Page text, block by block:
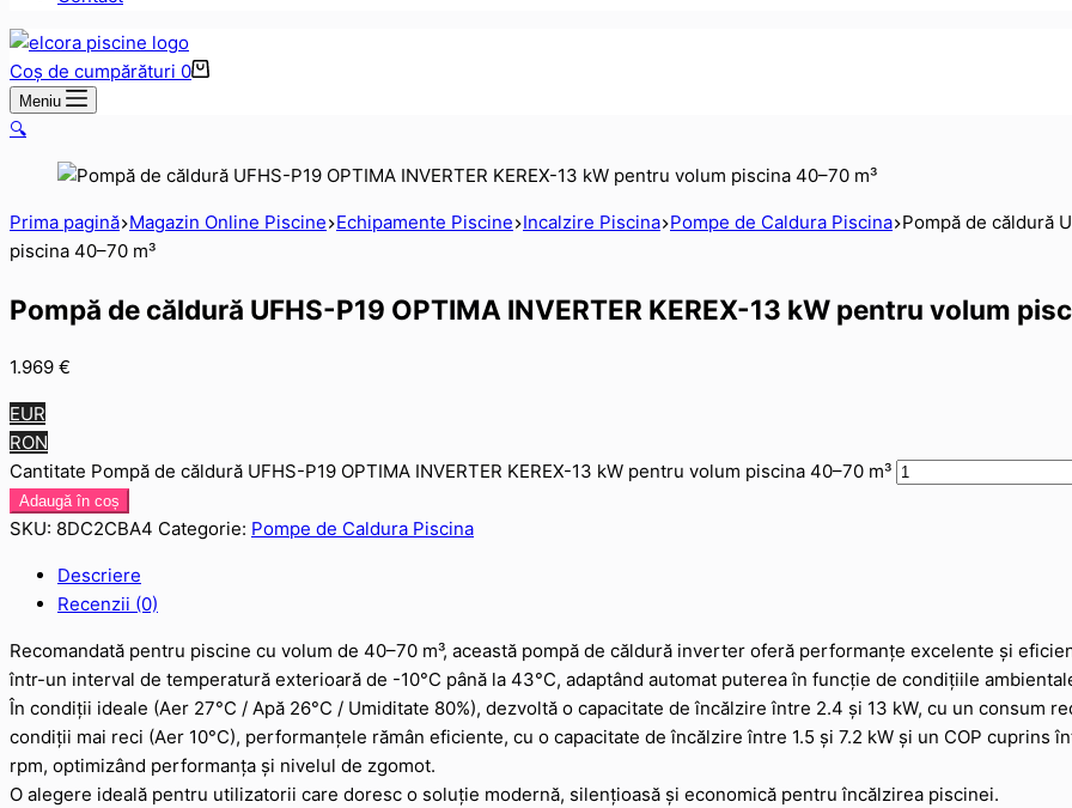
Coș de cumpărături 0
Meniu
🔍
Prima pagină Magazin Online Piscine Echipamente Piscine Incalzire Piscina Pompe de Caldura Piscina Pompă de căldură
piscina 40–70 m³
Pompă de căldură UFHS-P19 OPTIMA INVERTER KEREX-13 kW pentru volum
1.969 €
EUR
RON
Cantitate Pompă de căldură UFHS-P19 OPTIMA INVERTER KEREX-13 kW pentru volum piscina 40–70 m³
Adaugă în coș
SKU: 8DC2CBA4 Categorie: Pompe de Caldura Piscina
Descriere
Recenzii (0)
Recomandată pentru piscine cu volum de 40–70 m³, această pompă de căldură inverter oferă performanțe excelente și
într-un interval de temperatură exterioară de -10°C până la 43°C, adaptând automat puterea în funcție de condițiile
În condiții ideale (Aer 27°C / Apă 26°C / Umiditate 80%), dezvoltă o capacitate de încălzire între 2.4 și 13 kW, cu un consum
condiții mai reci (Aer 10°C), performanțele rămân eficiente, cu o capacitate de încălzire între 1.5 și 7.2 kW și un COP
rpm, optimizând performanța și nivelul de zgomot.
O alegere ideală pentru utilizatorii care doresc o soluție modernă, silențioasă și economică pentru încălzirea piscinei.